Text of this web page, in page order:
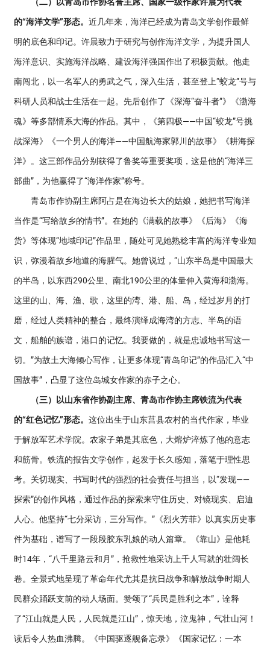
的“海洋文学”形态。 近几年来，海洋已经成为青岛文学创作最鲜
明的底色和印记。许晨致力于研究与创作海洋文学，为提升国人
海洋意识、实施海洋战略、建设海洋强国作出了积极贡献。他走
南闯北，以一名军人的勇武之气，深入生活，甚至登上“蛟龙”号与
科研人员和战士生活在一起。先后创作了《深海“奋斗者”》《渤海
魂》等多部情系大海的作品。其中，《第四极——中国“蛟龙”号挑
战深海》《一个男人的海洋——中国航海家郭川的故事》《耕海探
洋》。这三部作品分别获得了鲁奖等重要奖项，这是他的“海洋三
部曲”，为他赢得了“海洋作家”称号。
青岛市作协副主席阿占是在海边长大的姑娘，她把书写海洋
当作是“写给故乡的情书”。在她的《满载的故事》《后海》《海
货》等体现“地域印记”作品里，随处可见她熟稔丰富的海洋专业知
识，弥漫着故乡地道的海腥气。她曾说过，“山东半岛是中国最大
的半岛，以东西290公里、南北190公里的体量伸入黄海和渤海。
这里的山、海、渔、歌，这里的湾、港、船、岛，经过岁月的打
磨，经过人类精神的整合，最终演绎成海湾的方志、半岛的语
文，船舶的族谱，港口的记忆。我要做的，就是忠诚地书写这一
切。”为故土大海倾心写作，让更多体现“青岛印记”的作品汇入“中
国故事”，凸显了这位岛城女作家的赤子之心。
（三）以山东省作协副主席、青岛市作协主席铁流为代表
的“红色记忆”形态。 这位出生于山东莒县农村的当代作家，毕业
于解放军艺术学院。农家子弟是其底色，大熔炉淬炼了他的意志
和筋骨。铁流的报告文学创作，起发于长久感知，落笔于理性思
考。关切现实、书写时代的强烈的社会责任与担当，以“发现——
探索”的创作风格，通过作品的探索来守住历史、对镜现实、启迪
人心。他坚持“七分采访，三分写作。”《烈火芳菲》以真实历史事
件为基础，谱写了一段段胶东乳娘的动人篇章。《靠山》是他耗
时14年，“八千里路云和月”，抢救性地采访上千人写就的壮阔长
卷。全景式地呈现了革命年代尤其是抗日战争和解放战争时期人
民群众踊跃支前的动人场面。赞颂了“兵民是胜利之本”，诠释
了“江山就是人民，人民就是江山”，惊天地，泣鬼神，气壮山河！
读后令人热血沸腾。《中国驱逐舰备忘录》《国家记忆：一本